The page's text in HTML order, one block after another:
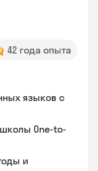
42 года опыта
языков с
One-to-
и